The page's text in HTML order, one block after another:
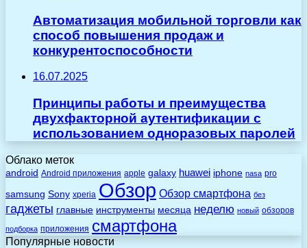
Автоматизация мобильной торговли как
способ повышения продаж и
конкурентоспособности
16.07.2025
Принципы работы и преимущества
двухфакторной аутентификации с
использованием одноразовых паролей
Облако меток
android Android приложения apple galaxy huawei iphone nasa pro
samsung Sony xperia Обзор Обзор смартфона без
гаджеты главные инструменты месяца неделю новый обзоров
подборка приложения смартфона
Популярные новости